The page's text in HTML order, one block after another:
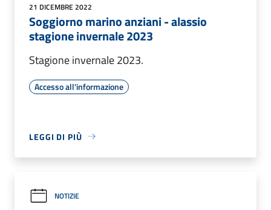
21 DICEMBRE 2022
Soggiorno marino anziani - alassio
stagione invernale 2023
Stagione invernale 2023.
Accesso all'informazione
LEGGI DI PIÙ
NOTIZIE